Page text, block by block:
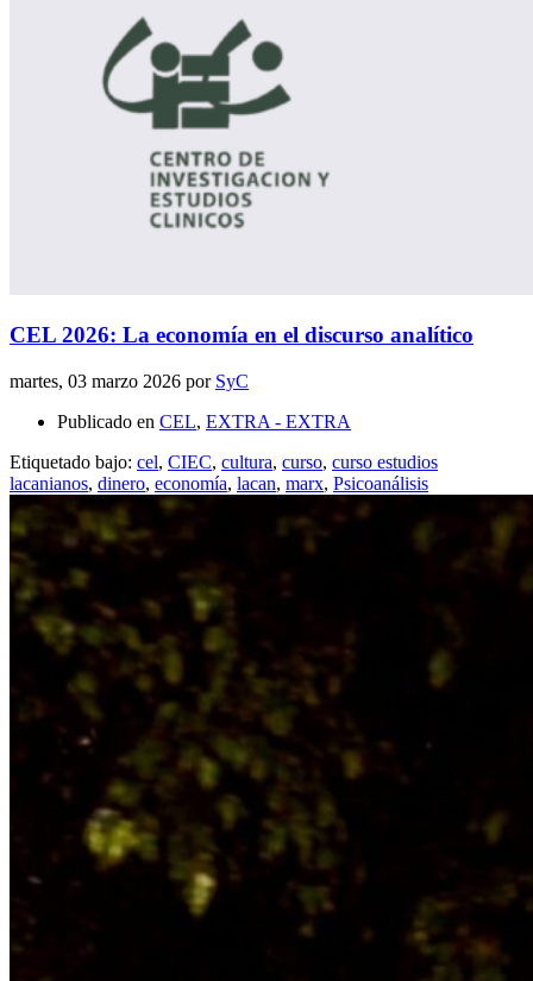
CEL 2026: La economía en el discurso analítico
martes, 03 marzo 2026 por SyC
Publicado en CEL, EXTRA - EXTRA
Etiquetado bajo: cel, CIEC, cultura, curso, curso estudios
lacanianos, dinero, economía, lacan, marx, Psicoanálisis